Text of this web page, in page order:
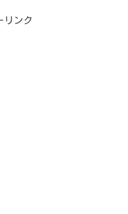
승은 신슈 알프스 규나베.
リンク